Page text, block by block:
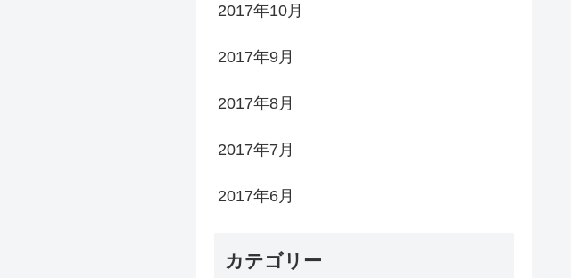
2017年10月
2017年9月
2017年8月
2017年7月
2017年6月
カテゴリー